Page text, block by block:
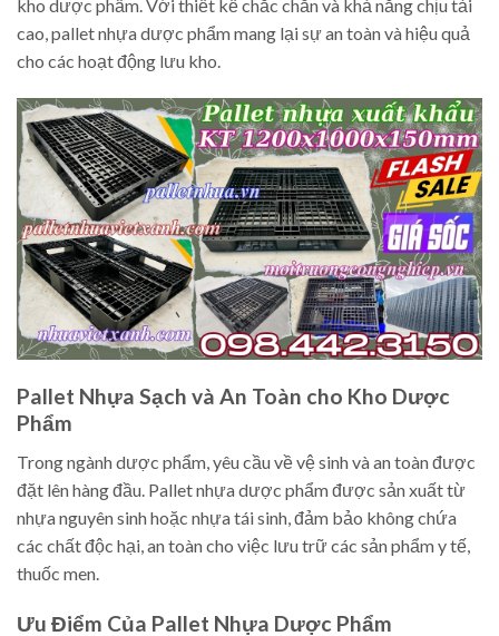
kho dược phẩm. Với thiết kế chắc chắn và khả năng chịu tải
cao, pallet nhựa dược phẩm mang lại sự an toàn và hiệu quả
cho các hoạt động lưu kho.
Pallet Nhựa Sạch và An Toàn cho Kho Dược
Phẩm
Trong ngành dược phẩm, yêu cầu về vệ sinh và an toàn được
đặt lên hàng đầu. Pallet nhựa dược phẩm được sản xuất từ
nhựa nguyên sinh hoặc nhựa tái sinh, đảm bảo không chứa
các chất độc hại, an toàn cho việc lưu trữ các sản phẩm y tế,
thuốc men.
Ưu Điểm Của Pallet Nhựa Dược Phẩm